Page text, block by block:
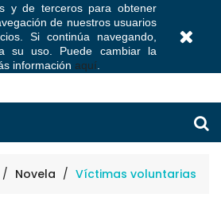
y de terceros para obtener
de nuestros usuarios
Si continúa navegando,
su uso. Puede cambiar la
información aquí
Novela Víctimas voluntarias